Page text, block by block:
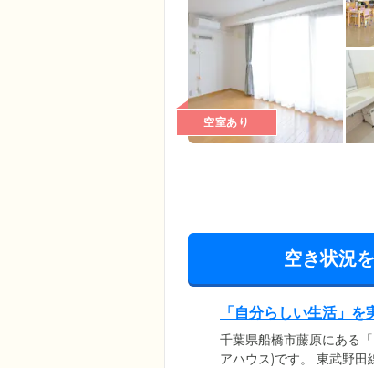
空室あり
空き状況
「自分らしい生活」
千葉県船橋市藤原にある
アハウス)です。 東武野